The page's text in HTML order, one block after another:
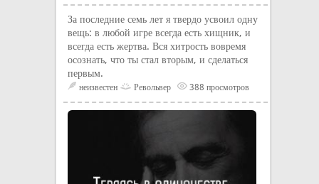
За последние семь лет я твердо усвоил одну
вещь: в любой игре всегда есть хищник, и
всегда есть жертва. Вся хитрость вовремя
осознать, что ты стал вторым, и сделаться
первым.
неизвестен Револьвер 388 просмотров